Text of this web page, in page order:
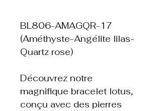
BL806-AMAGQR-17
(Améthyste-Angélite lilas-
Quartz rose)
Découvrez notre
magnifique bracelet lotus,
conçu avec des pierres